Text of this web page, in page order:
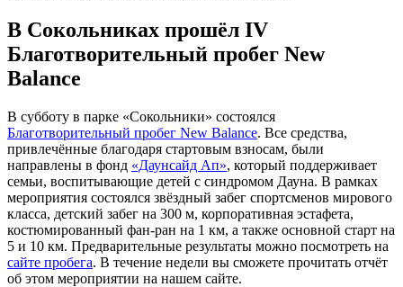
В Сокольниках прошёл IV
Благотворительный пробег New
Balance
В субботу в парке «Сокольники» состоялся
Благотворительный пробег New Balance. Все средства,
привлечённые благодаря стартовым взносам, были
направлены в фонд «Даунсайд Ап», который поддерживает
семьи, воспитывающие детей с синдромом Дауна. В рамках
мероприятия состоялся звёздный забег спортсменов мирового
класса, детский забег на 300 м, корпоративная эстафета,
костюмированный фан-ран на 1 км, а также основной старт на
5 и 10 км. Предварительные результаты можно посмотреть на
сайте пробега. В течение недели вы сможете прочитать отчёт
об этом мероприятии на нашем сайте.